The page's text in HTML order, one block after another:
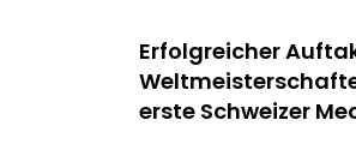
Erfolgreicher
erste Schweizer